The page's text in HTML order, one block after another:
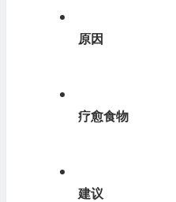
原因
疗愈食物
建议